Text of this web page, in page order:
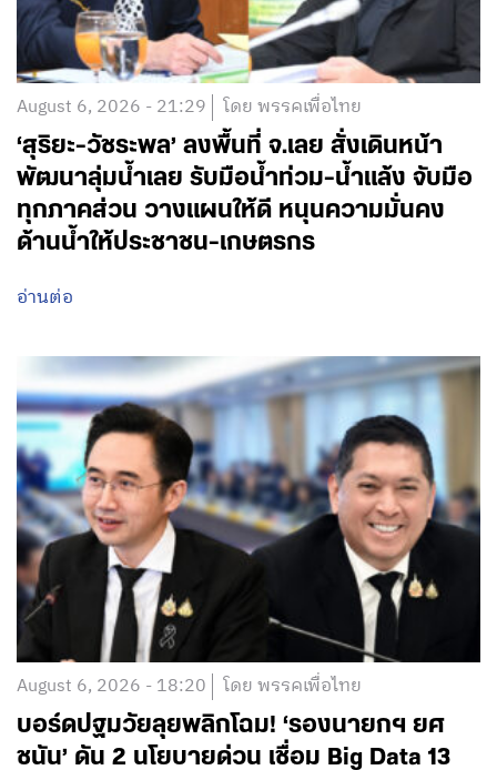
August 6, 2026 - 21:29 โดย พรรคเพื่อไทย
‘สุริยะ-วัชระพล’ ลงพื้นที่ จ.เลย สั่งเดินหน้า
พัฒนาลุ่มน้ำเลย รับมือน้ำท่วม-น้ำแล้ง จับมือ
ทุกภาคส่วน วางแผนให้ดี หนุนความมั่นคง
ด้านน้ำให้ประชาชน-เกษตรกร
อ่านต่อ
August 6, 2026 - 18:20 โดย พรรคเพื่อไทย
บอร์ดปฐมวัยลุยพลิกโฉม! ‘รองนายกฯ ยศ
ชนัน’ ดัน 2 นโยบายด่วน เชื่อม Big Data 13